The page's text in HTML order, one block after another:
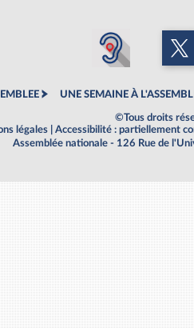
UNE SEMAINE À
©Tous droits
légales
Accessibilité : partiellement
Assemblée nationale - 126 Rue de